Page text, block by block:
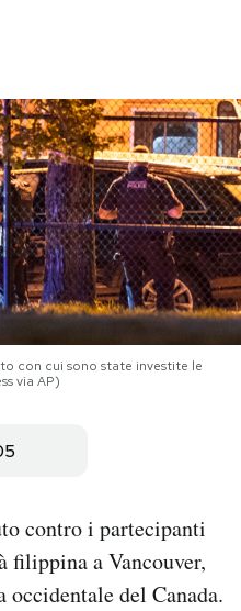
con cui sono state investite le
via AP)
contro i partecipanti
filippina a Vancouver,
occidentale del Canada.